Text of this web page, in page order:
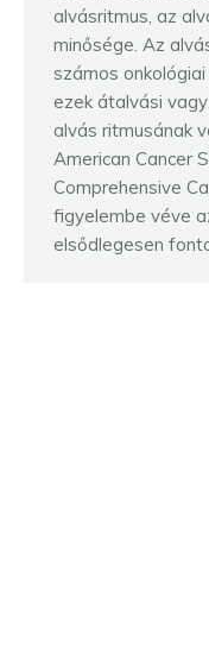
alvásritmus, az
minősége. Az
számos
ezek átalvási
alvás ritmusának
American Cancer
Comprehensive
figyelembe véve
elsődlegesen